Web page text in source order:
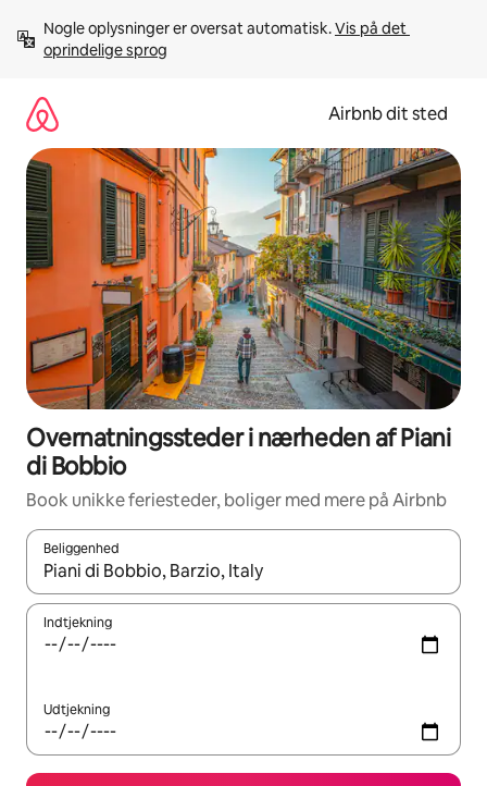
videre
Nogle oplysninger er oversat automatisk. Vis på det
oprindelige sprog
Airbnb dit sted
Overnatningssteder i nærheden af Piani
di Bobbio
Book unikke feriesteder, boliger med mere på Airbnb
Beliggenhed
Når resultaterne er tilgængelige, skal du navigere med
Indtjekning
Udtjekning